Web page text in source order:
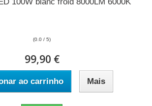
(0.0 / 5)
99,90 €
ao carrinho Mais